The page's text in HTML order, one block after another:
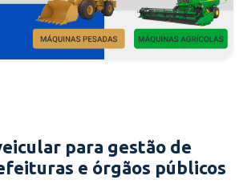
para gestão de
e órgãos públicos